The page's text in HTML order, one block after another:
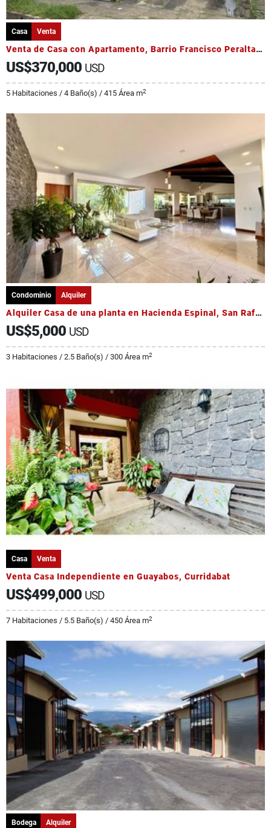
Casa Venta
Venta de Casa con Apartamento, Barrio Francisco Peralta, Catedral
US$370,000 USD
5 Habitaciones / 4 Baño(s) / 415 Área m2
Condominio Alquiler
Alquiler Casa de una planta en Hacienda Espinal, San Rafael, Alajuela
US$5,000 USD
3 Habitaciones / 2.5 Baño(s) / 300 Área m2
Casa Venta
Venta Casa Independiente en Guayabos, Curridabat
US$499,000 USD
7 Habitaciones / 5.5 Baño(s) / 450 Área m2
Bodega Alquiler